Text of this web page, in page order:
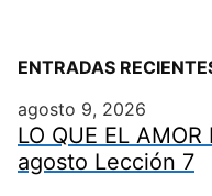
ENTRADAS
agosto 9, 2026
LO QUE EL
agosto Lección 7